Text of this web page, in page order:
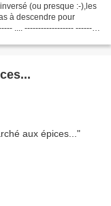
(ou presque :-),les
à descendre pour
.... ------------------ ---------